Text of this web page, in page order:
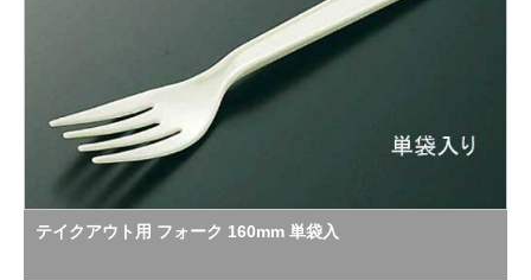
テイクアウト用 フォーク 160mm 単袋入